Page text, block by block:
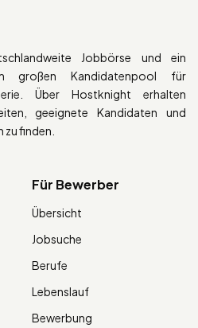
Jobbörse und ein
großen Kandidatenpool für
Über Hostknight erhalten
geeignete Kandidaten und
zu finden.
Für Bewerber
Übersicht
Jobsuche
Berufe
Lebenslauf
Bewerbung